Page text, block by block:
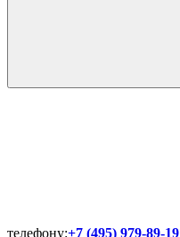
телефону:+7 (495) 979-89-19